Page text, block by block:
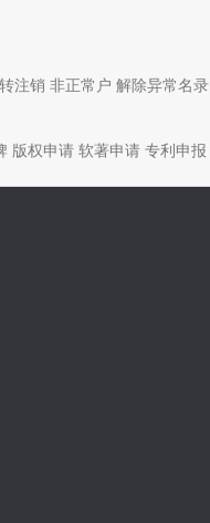
注销 非正常户 解除异常名录
版权申请 软著申请 专利申报